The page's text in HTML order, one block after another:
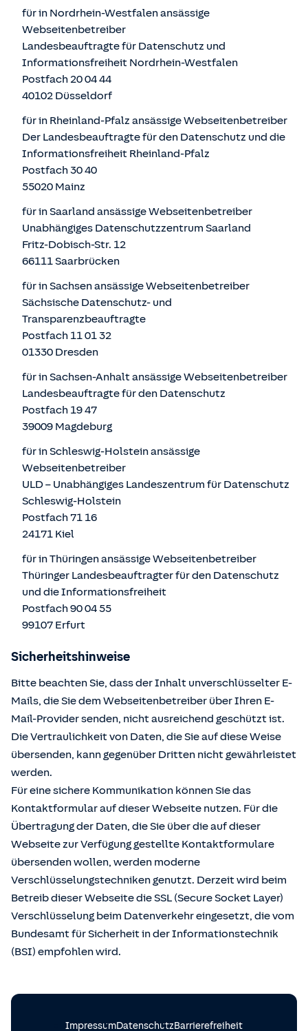
für in Nordrhein-Westfalen ansässige
Webseitenbetreiber
Landesbeauftragte für Datenschutz und
Informationsfreiheit Nordrhein-Westfalen
Postfach 20 04 44
40102 Düsseldorf
für in Rheinland-Pfalz ansässige Webseitenbetreiber
Der Landesbeauftragte für den Datenschutz und die
Informationsfreiheit Rheinland-Pfalz
Postfach 30 40
55020 Mainz
für in Saarland ansässige Webseitenbetreiber
Unabhängiges Datenschutzzentrum Saarland
Fritz-Dobisch-Str. 12
66111 Saarbrücken
für in Sachsen ansässige Webseitenbetreiber
Sächsische Datenschutz- und
Transparenzbeauftragte
Postfach 11 01 32
01330 Dresden
für in Sachsen-Anhalt ansässige Webseitenbetreiber
Landesbeauftragte für den Datenschutz
Postfach 19 47
39009 Magdeburg
für in Schleswig-Holstein ansässige
Webseitenbetreiber
ULD – Unabhängiges Landeszentrum für Datenschutz
Schleswig-Holstein
Postfach 71 16
24171 Kiel
für in Thüringen ansässige Webseitenbetreiber
Thüringer Landesbeauftragter für den Datenschutz
und die Informationsfreiheit
Postfach 90 04 55
99107 Erfurt
Sicherheitshinweise
Bitte beachten Sie, dass der Inhalt unverschlüsselter E-
Mails, die Sie dem Webseitenbetreiber über Ihren E-
Mail-Provider senden, nicht ausreichend geschützt ist.
Die Vertraulichkeit von Daten, die Sie auf diese Weise
übersenden, kann gegenüber Dritten nicht gewährleistet
werden.
Für eine sichere Kommunikation können Sie das
Kontaktformular auf dieser Webseite nutzen. Für die
Übertragung der Daten, die Sie über die auf dieser
Webseite zur Verfügung gestellte Kontaktformulare
übersenden wollen, werden moderne
Verschlüsselungstechniken genutzt. Derzeit wird beim
Betreib dieser Webseite die SSL (Secure Socket Layer)
Verschlüsselung beim Datenverkehr eingesetzt, die vom
Bundesamt für Sicherheit in der Informationstechnik
(BSI) empfohlen wird.
ImpressumDatenschutzBarrierefreiheit